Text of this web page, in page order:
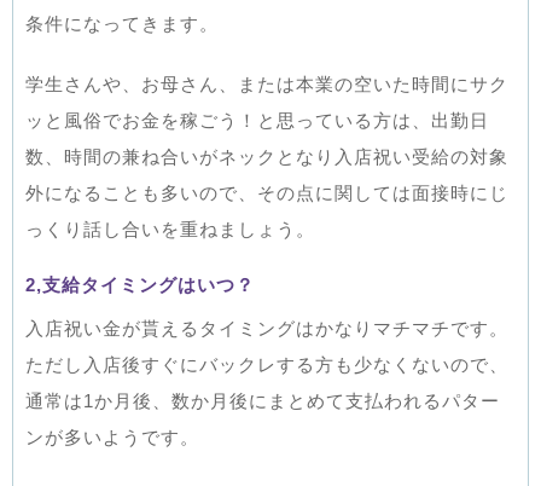
条件になってきます。
学生さんや、お母さん、または本業の空いた時間にサク
ッと風俗でお金を稼ごう！と思っている方は、出勤日
数、時間の兼ね合いがネックとなり入店祝い受給の対象
外になることも多いので、その点に関しては面接時にじ
っくり話し合いを重ねましょう。
2,支給タイミングはいつ？
入店祝い金が貰えるタイミングはかなりマチマチです。
ただし入店後すぐにバックレする方も少なくないので、
通常は1か月後、数か月後にまとめて支払われるパター
ンが多いようです。